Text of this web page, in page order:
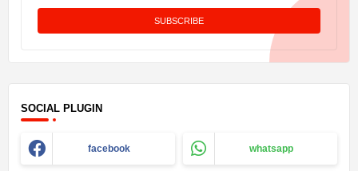
SOCIAL PLUGIN
facebook whatsapp